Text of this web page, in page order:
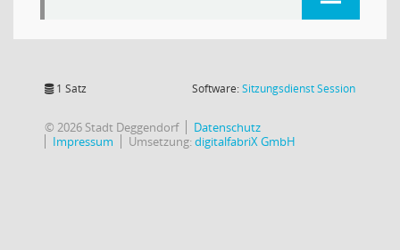
1 Satz Software:SitzungsdienstSession(Wird in
© 2026 Stadt Deggendorf
Datenschutz
Impressum
Umsetzung:digitalfabriX GmbH